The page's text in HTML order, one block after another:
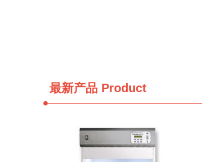
最新产品 Product